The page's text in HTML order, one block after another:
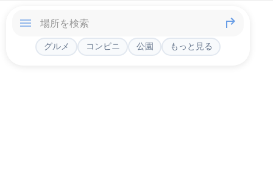
グルメ コンビニ 公園 もっと見る